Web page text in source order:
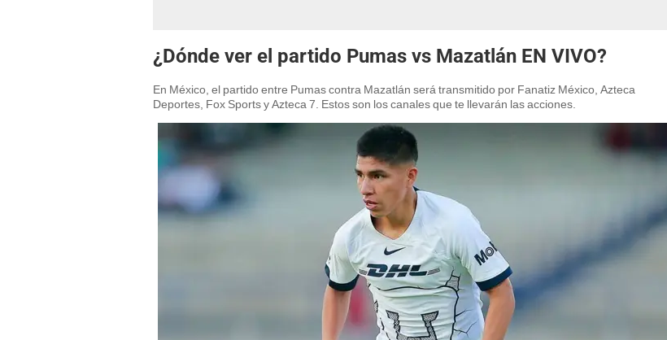
¿Dónde ver el partido Pumas vs Mazatlán EN VIVO?
En México, el partido entre Pumas contra Mazatlán será transmitido por Fanatiz México, Azteca
Deportes, Fox Sports y Azteca 7. Estos son los canales que te llevarán las acciones.